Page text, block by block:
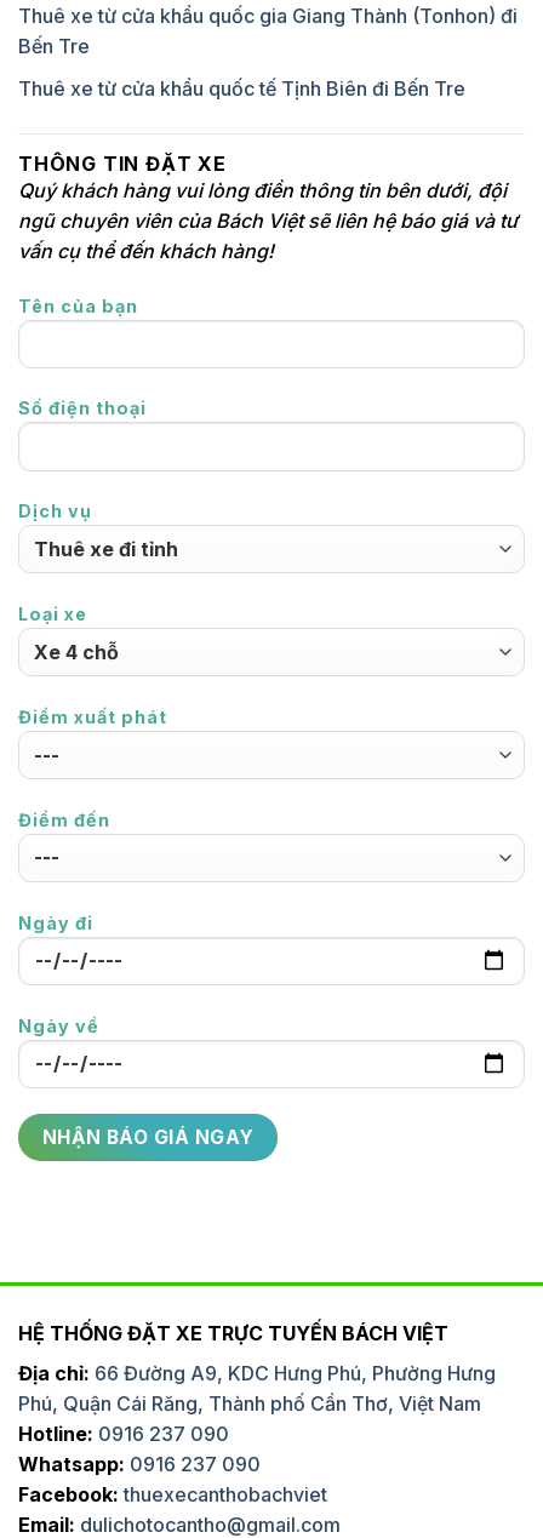
Thuê xe từ cửa khẩu quốc gia Giang Thành (Tonhon) đi
Bến Tre
Thuê xe từ cửa khẩu quốc tế Tịnh Biên đi Bến Tre
THÔNG TIN ĐẶT XE
Quý khách hàng vui lòng điền thông tin bên dưới, đội
ngũ chuyên viên của Bách Việt sẽ liên hệ báo giá và tư
vấn cụ thể đến khách hàng!
Tên của bạn
Số điện thoại
Dịch vụ
Loại xe
Điểm xuất phát
Điểm đến
Ngày đi
Ngày về
HỆ THỐNG ĐẶT XE TRỰC TUYẾN BÁCH VIỆT
Địa chỉ: 66 Đường A9, KDC Hưng Phú, Phường Hưng
Phú, Quận Cái Răng, Thành phố Cần Thơ, Việt Nam
Hotline: 0916 237 090
Whatsapp: 0916 237 090
Facebook: thuexecanthobachviet
Email: dulichotocantho@gmail.com